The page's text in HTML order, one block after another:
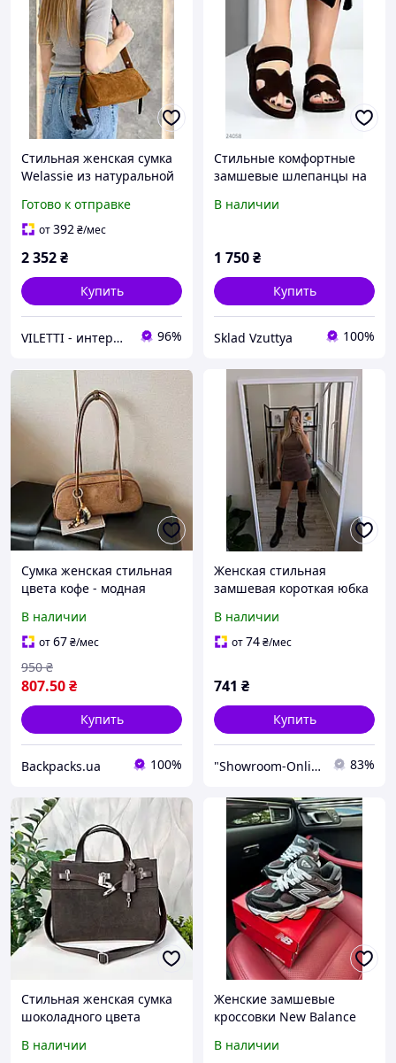
Стильная женская сумка
Welassie из натуральной
регулируемым плечевым
ремнем карамельного
Готово к отправке
от392₴/мес
2 352₴
Купить
VILETTI - интернет-магазин товаров для дома 96%
Стильные комфортные
замшевые шлепанцы на
В наличии
1 750₴
Купить
Sklad Vzuttya 100%
Сумка женская стильная
цвета кофе - модная
замшевая сумочка с
ручками (WB2-coffee)
В наличии
от67₴/мес
807.50₴
950 ₴
Купить
Backpacks.ua 100%
Женская стильная
замшевая короткая юбка
цвета 42-44 46-48
В наличии
от74₴/мес
741 ₴
Купить
"Showroom-Online": Тысячи образов – один клик! 83%
Стильная женская сумка
шоколадного цвета
сумка шопер
В наличии
Женские замшевые
кроссовки New Balance
удобные нью беланс
В наличии